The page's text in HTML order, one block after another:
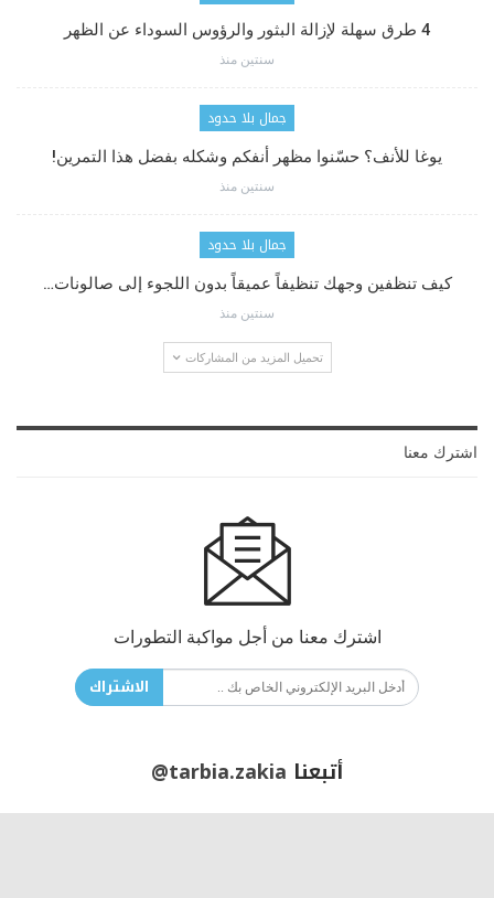
4 طرق سهلة لإزالة البثور والرؤوس السوداء عن الظهر
سنتين منذ
جمال بلا حدود
يوغا للأنف؟ حسّنوا مظهر أنفكم وشكله بفضل هذا التمرين!
سنتين منذ
جمال بلا حدود
كيف تنظفين وجهك تنظيفاً عميقاً بدون اللجوء إلى صالونات…
سنتين منذ
تحميل المزيد من المشاركات
اشترك معنا
اشترك معنا من أجل مواكبة التطورات
الاشتراك
أتبعنا @tarbia.zakia